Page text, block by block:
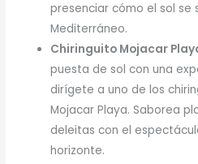
presenciar cómo el sol se
Mediterráneo.
Chiringuito Mojacar
puesta de sol con una
dirígete a uno de los
Mojacar Playa. Saborea
deleitas con el
horizonte.